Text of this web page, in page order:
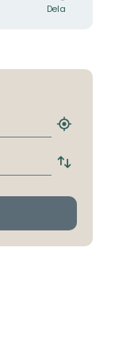
Dela
Hitta
hållplats
Byt
och